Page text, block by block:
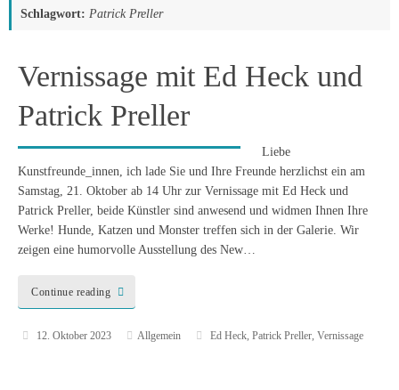
Schlagwort: Patrick Preller
Vernissage mit Ed Heck und
Patrick Preller
Liebe
Kunstfreunde_innen, ich lade Sie und Ihre Freunde herzlichst ein am
Samstag, 21. Oktober ab 14 Uhr zur Vernissage mit Ed Heck und
Patrick Preller, beide Künstler sind anwesend und widmen Ihnen Ihre
Werke! Hunde, Katzen und Monster treffen sich in der Galerie. Wir
zeigen eine humorvolle Ausstellung des New…
Continue reading
12. Oktober 2023 Allgemein Ed Heck, Patrick Preller, Vernissage